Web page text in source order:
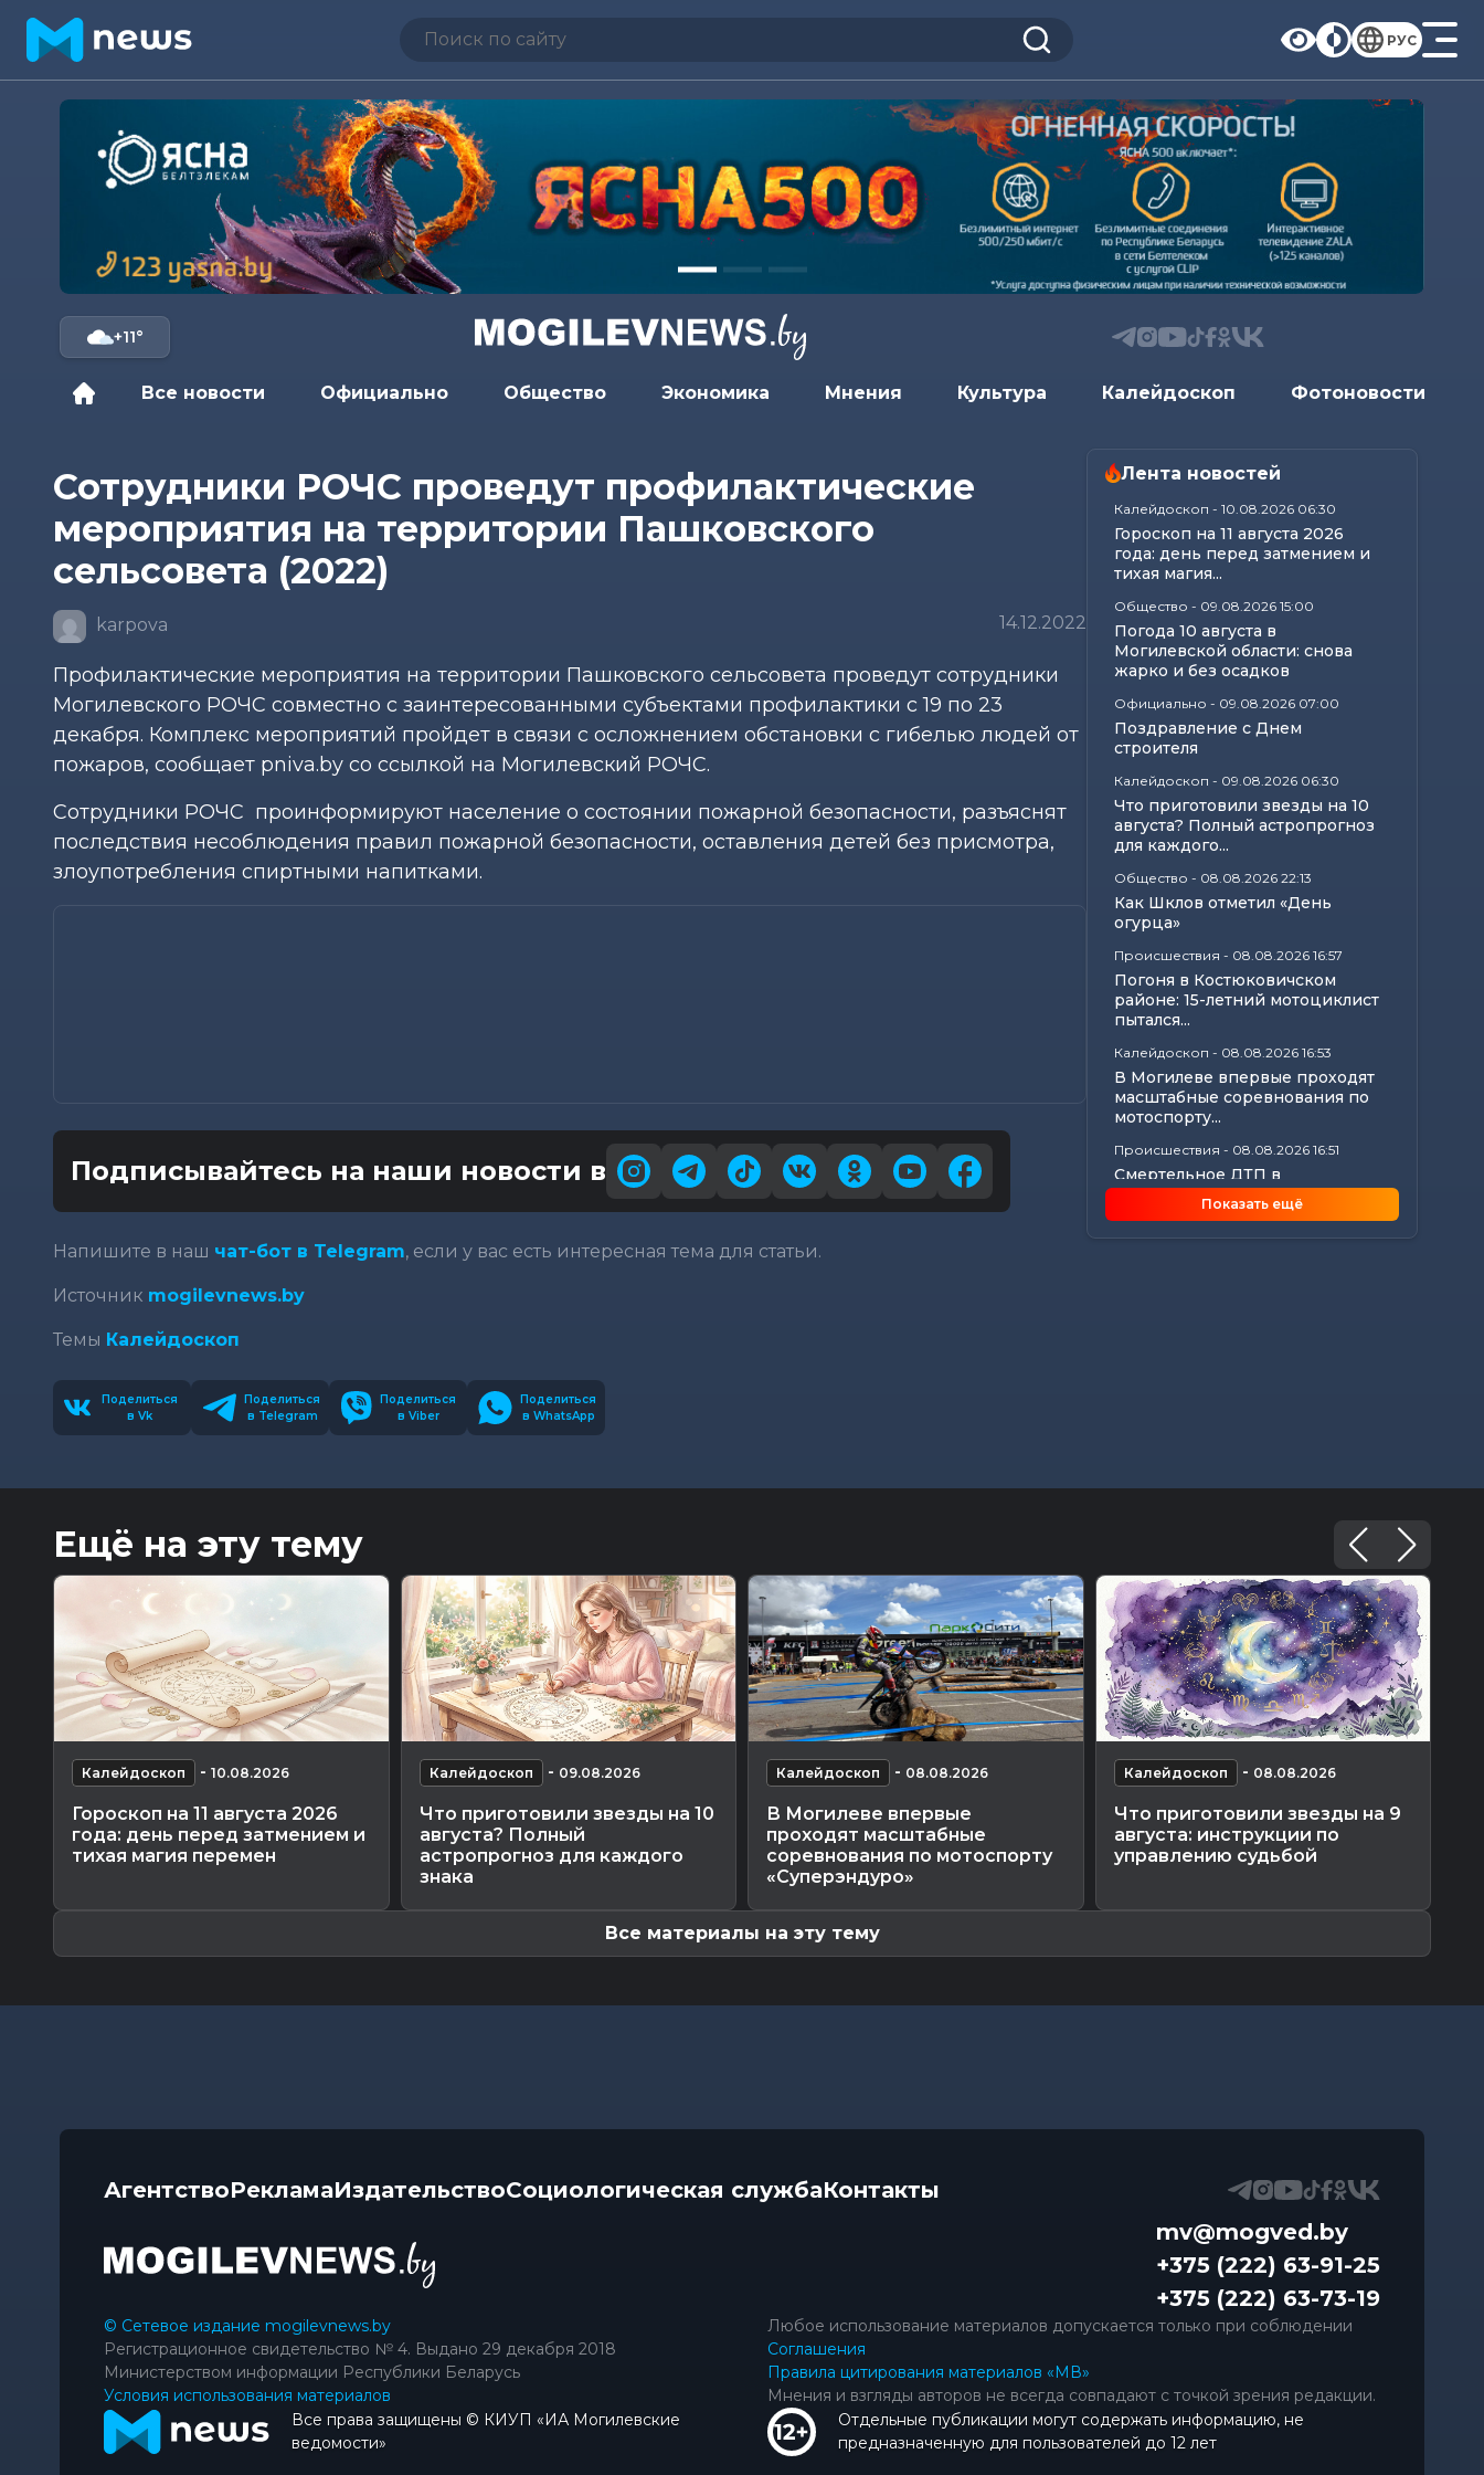
РУС
+11°
Все новости Официально Общество Экономика Мнения Культура Калейдоскоп Фотоновости
Сотрудники РОЧС проведут профилактические
мероприятия на территории Пашковского
сельсовета (2022)
karpova 14.12.2022
Профилактические мероприятия на территории Пашковского сельсовета проведут сотрудники
Могилевского РОЧС совместно с заинтересованными субъектами профилактики с 19 по 23
декабря. Комплекс мероприятий пройдет в связи с осложнением обстановки с гибелью людей от
пожаров, сообщает pniva.by со ссылкой на Могилевский РОЧС.
Сотрудники РОЧС проинформируют население о состоянии пожарной безопасности, разъяснят
последствия несоблюдения правил пожарной безопасности, оставления детей без присмотра,
злоупотребления спиртными напитками.
Подписывайтесь на наши новости в
Напишите в наш чат-бот в Telegram, если у вас есть интересная тема для статьи.
Источник mogilevnews.by
Темы Калейдоскоп
Поделиться
в Vk
Поделиться
в Telegram
Поделиться
в Viber
Поделиться
в WhatsApp
Лента новостей
Калейдоскоп - 10.08.2026 06:30
Гороскоп на 11 августа 2026
года: день перед затмением и
тихая магия...
Общество - 09.08.2026 15:00
Погода 10 августа в
Могилевской области: снова
жарко и без осадков
Официально - 09.08.2026 07:00
Поздравление с Днем
строителя
Калейдоскоп - 09.08.2026 06:30
Что приготовили звезды на 10
августа? Полный астропрогноз
для каждого...
Общество - 08.08.2026 22:13
Как Шклов отметил «День
огурца»
Происшествия - 08.08.2026 16:57
Погоня в Костюковичском
районе: 15-летний мотоциклист
пытался...
Калейдоскоп - 08.08.2026 16:53
В Могилеве впервые проходят
масштабные соревнования по
мотоспорту...
Происшествия - 08.08.2026 16:51
Смертельное ДТП в
Белыничском районе:
мотоциклист погиб на месте
Показать ещё
Ещё на эту тему
Калейдоскоп - 10.08.2026
Гороскоп на 11 августа 2026
года: день перед затмением и
тихая магия перемен
Калейдоскоп - 09.08.2026
Что приготовили звезды на 10
августа? Полный
астропрогноз для каждого
знака
Калейдоскоп - 08.08.2026
В Могилеве впервые
проходят масштабные
соревнования по мотоспорту
«Суперэндуро»
Калейдоскоп - 08.08.2026
Что приготовили звезды на 9
августа: инструкции по
управлению судьбой
Все материалы на эту тему
АгентствоРекламаИздательствоСоциологическая службаКонтакты
mv@mogved.by
+375 (222) 63-91-25
+375 (222) 63-73-19
© Сетевое издание mogilevnews.by
Регистрационное свидетельство № 4. Выдано 29 декабря 2018
Министерством информации Республики Беларусь
Условия использования материалов
Любое использование материалов допускается только при соблюдении
Соглашения
Правила цитирования материалов «МВ»
Мнения и взгляды авторов не всегда совпадают с точкой зрения редакции.
Все права защищены © КИУП «ИА Могилевские
ведомости»
Отдельные публикации могут содержать информацию, не
предназначенную для пользователей до 12 лет